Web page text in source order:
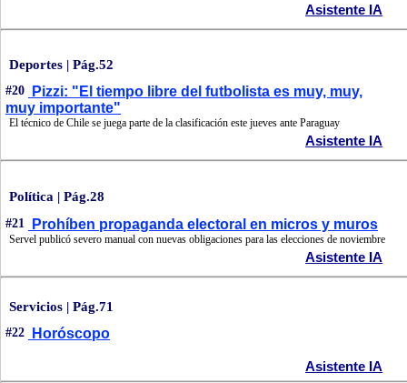
Asistente IA
Deportes | Pág.52
#20
Pizzi: "El tiempo libre del futbolista es muy, muy,
muy importante"
El técnico de Chile se juega parte de la clasificación este jueves ante Paraguay
Asistente IA
Política | Pág.28
#21 Prohíben propaganda electoral en micros y muros
Servel publicó severo manual con nuevas obligaciones para las elecciones de noviembre
Asistente IA
Servicios | Pág.71
#22 Horóscopo
Asistente IA